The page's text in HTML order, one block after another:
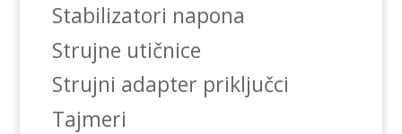
Stabilizatori napona
Strujne utičnice
Strujni adapter priključci
Tajmeri